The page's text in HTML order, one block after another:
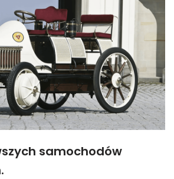
samochodów